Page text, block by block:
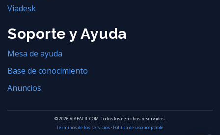
Viadesk
Soporte y Ayuda
Mesa de ayuda
Base de conocimiento
Anuncios
© 2026 VIAFACIL.COM. Todos los derechos reservados.
Términos de los servicios· Política de uso aceptable